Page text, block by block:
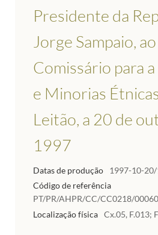
Presidente da
Jorge Sampaio,
Comissário para
e Minorias
Leitão, a 20 de
1997
Datas de produção
1997-10-
Código de referência
PT/PR/AHPR/CC/CC0218/
Localização física Cx.05, F.013;